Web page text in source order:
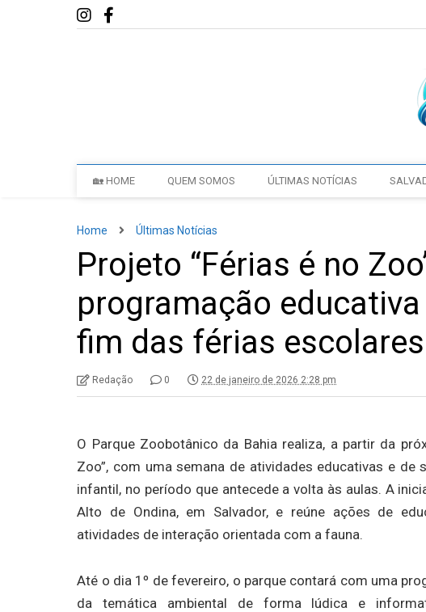
🏡 HOME QUEM SOMOS ÚLTIMAS NOTÍCIAS
Home Últimas Notícias
Projeto “Férias é no
programação
fim das férias escolares
Redação 0 22 de janeiro de 2026 2:28 pm
O Parque Zoobotânico da Bahia realiza, a partir da
Zoo”, com uma semana de atividades educativas e de
infantil, no período que antecede a volta às aulas. A
Alto de Ondina, em Salvador, e reúne ações de
atividades de interação orientada com a fauna.
Até o dia 1º de fevereiro, o parque contará com uma
da temática ambiental de forma lúdica e